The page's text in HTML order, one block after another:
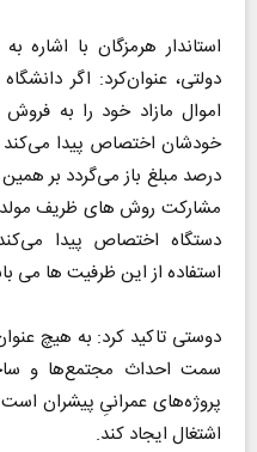
استاندار هرمزگان با اشاره
دولتی، عنوان‌کرد: اگر
درصد مبلغ باز می‌گردد بر
مشارکت روش های ظریف
دستگاه اختصاص پیدا
استفاده از این ظرفیت ها می
دوستی تاکید کرد: به هیچ
سمت احداث مجتمع‌ها و
پروژه‌های عمرانیِ پیشران است
اشتغال ایجاد کند.